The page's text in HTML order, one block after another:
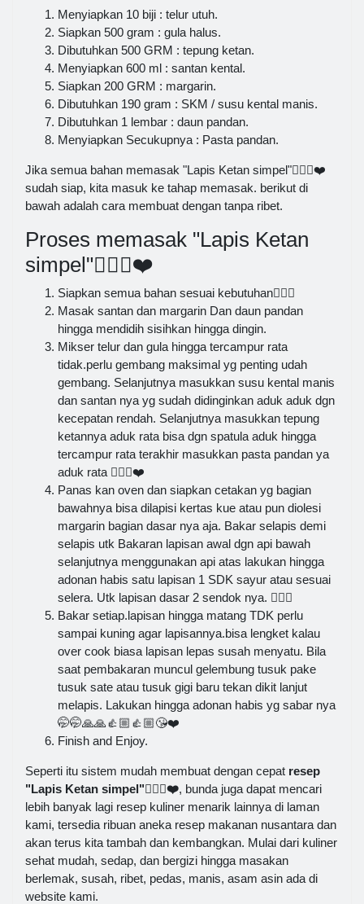
Menyiapkan 10 biji : telur utuh.
Siapkan 500 gram : gula halus.
Dibutuhkan 500 GRM : tepung ketan.
Menyiapkan 600 ml : santan kental.
Siapkan 200 GRM : margarin.
Dibutuhkan 190 gram : SKM / susu kental manis.
Dibutuhkan 1 lembar : daun pandan.
Menyiapkan Secukupnya : Pasta pandan.
Jika semua bahan memasak "Lapis Ketan simpel"👍🏼😘❤️
sudah siap, kita masuk ke tahap memasak. berikut di
bawah adalah cara membuat dengan tanpa ribet.
Proses memasak "Lapis Ketan
simpel"👍🏼😘❤️
Siapkan semua bahan sesuai kebutuhan👍🏼🙏
Masak santan dan margarin Dan daun pandan
hingga mendidih sisihkan hingga dingin.
Mikser telur dan gula hingga tercampur rata
tidak.perlu gembang maksimal yg penting udah
gembang. Selanjutnya masukkan susu kental manis
dan santan nya yg sudah didinginkan aduk aduk dgn
kecepatan rendah. Selanjutnya masukkan tepung
ketannya aduk rata bisa dgn spatula aduk hingga
tercampur rata terakhir masukkan pasta pandan ya
aduk rata 👍🏼😘❤️
Panas kan oven dan siapkan cetakan yg bagian
bawahnya bisa dilapisi kertas kue atau pun diolesi
margarin bagian dasar nya aja. Bakar selapis demi
selapis utk Bakaran lapisan awal dgn api bawah
selanjutnya menggunakan api atas lakukan hingga
adonan habis satu lapisan 1 SDK sayur atau sesuai
selera. Utk lapisan dasar 2 sendok nya. 👍🏼🙏
Bakar setiap.lapisan hingga matang TDK perlu
sampai kuning agar lapisannya.bisa lengket kalau
over cook biasa lapisan lepas susah menyatu. Bila
saat pembakaran muncul gelembung tusuk pake
tusuk sate atau tusuk gigi baru tekan dikit lanjut
melapis. Lakukan hingga adonan habis yg sabar nya
🤭🤭🙏🙏👍🏼👍🏼😘❤️
Finish and Enjoy.
Seperti itu sistem mudah membuat dengan cepat resep
"Lapis Ketan simpel"👍🏼😘❤️, bunda juga dapat mencari
lebih banyak lagi resep kuliner menarik lainnya di laman
kami, tersedia ribuan aneka resep makanan nusantara dan
akan terus kita tambah dan kembangkan. Mulai dari kuliner
sehat mudah, sedap, dan bergizi hingga masakan
berlemak, susah, ribet, pedas, manis, asam asin ada di
website kami.